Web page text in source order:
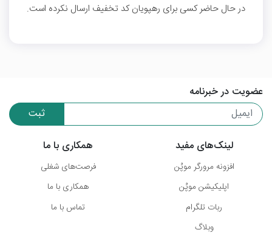
در حال حاضر کسی برای رهپویان کد تخفیف ارسال نکرده است.
عضویت در خبرنامه
ثبت
لینک‌های مفید
افزونه مرورگر موپُن
اپلیکیشن موپُن
ربات تلگرام
وبلاگ
همکاری با ما
فرصت‌های شغلی
همکاری با ما
تماس با ما